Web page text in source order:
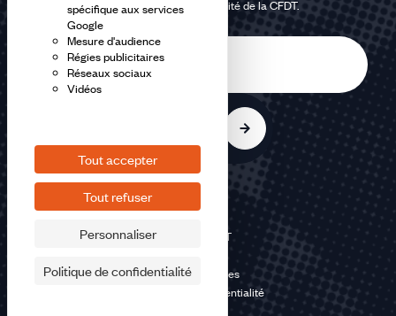
spécifique aux services
Google
Mesure d'audience
Régies publicitaires
Réseaux sociaux
Vidéos
Tout accepter
Tout refuser
Personnaliser
Politique de confidentialité
lapolitique de confidentialité de la CFDT.
©2026 CFDT
Mentions légales
Politique de confidentialité